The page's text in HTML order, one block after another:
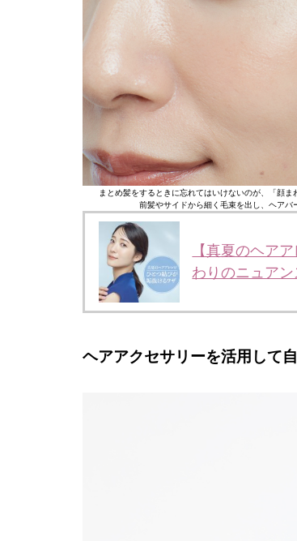
まとめ髪をするときに忘れてはいけないのが、「顔
前髪やサイドから細く毛束を出し、ヘアバ
【真夏のヘア
わりのニュアン
ヘアアクセサリーを活用して